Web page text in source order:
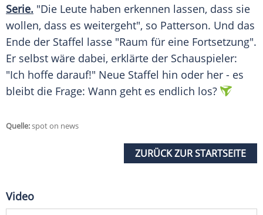
Serie. "Die Leute haben erkennen lassen, dass sie
wollen, dass es weitergeht", so Patterson. Und das
Ende der Staffel lasse "Raum für eine Fortsetzung".
Er selbst wäre dabei, erklärte der Schauspieler:
"Ich hoffe darauf!" Neue Staffel hin oder her - es
bleibt die Frage: Wann geht es endlich los?
Quelle:spot on news
ZURÜCK ZUR STARTSEITE
Video